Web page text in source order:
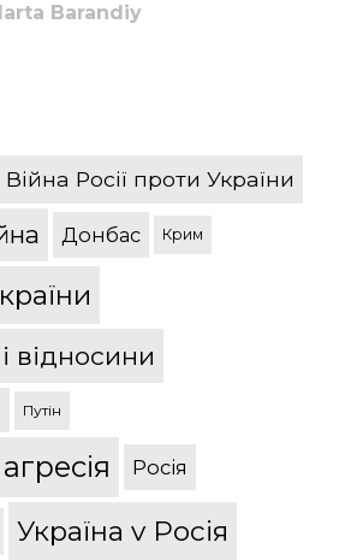
Barandiy
Війна Росії проти України
Донбас Крим
відносини
Путін
Росія
Україна v Росія